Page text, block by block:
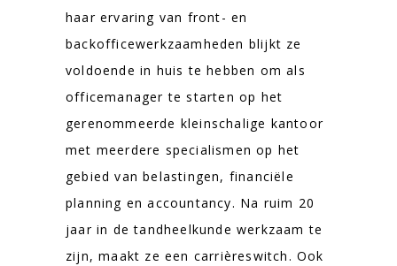
haar ervaring van front- en
backofficewerkzaamheden blijkt ze
voldoende in huis te hebben om als
officemanager te starten op het
gerenommeerde kleinschalige kantoor
met meerdere specialismen op het
gebied van belastingen, financiële
planning en accountancy. Na ruim 20
jaar in de tandheelkunde werkzaam te
zijn, maakt ze een carrièreswitch. Ook